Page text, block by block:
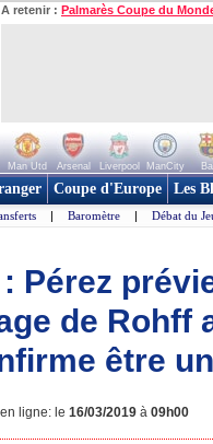
A retenir : Palmarès Coupe du
Man Utd Arsenal Liverpool ManCity
Coupe d'Europe Les
| Baromètre | Débat du
Pérez
de Rohff
être
ligne: le 16/03/2019 à 09h00